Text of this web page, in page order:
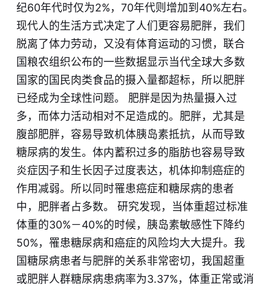
纪60年代时仅为2%，70年代则增加到​40%左右。
现代人的生活方式决定了人们更容易肥胖，我们
脱离了体力劳动，又没有体育运动的习惯，联合
国粮农组织公布的一些数据显示当代全球大多数
国家的国民肉类食品的摄入量都超标，所以肥胖
已经成为全球性问题。 ​肥胖是因为热量摄入过
多，而体力活动相对不足造成的。肥胖，尤其是
腹部肥胖，容易导致机体胰岛素抵抗，从而导致
糖尿病的发生。体内蓄积过多的脂肪也容易导致
炎症因子和生长因子过度表达，机体抑制癌症的
作用减弱。所以同时罹患癌症和糖尿病的患者
中，肥胖者占多数。 研究发现，当体重超过标准
体重的30%－40%的时候，胰岛素敏感性下降约
50%​，罹患糖尿病和癌症的风险均大大提升。我
国糖尿病患者与肥胖的关系非常密切，我国超重
或肥胖人群糖尿病患病率为3.37%，体重正常或消